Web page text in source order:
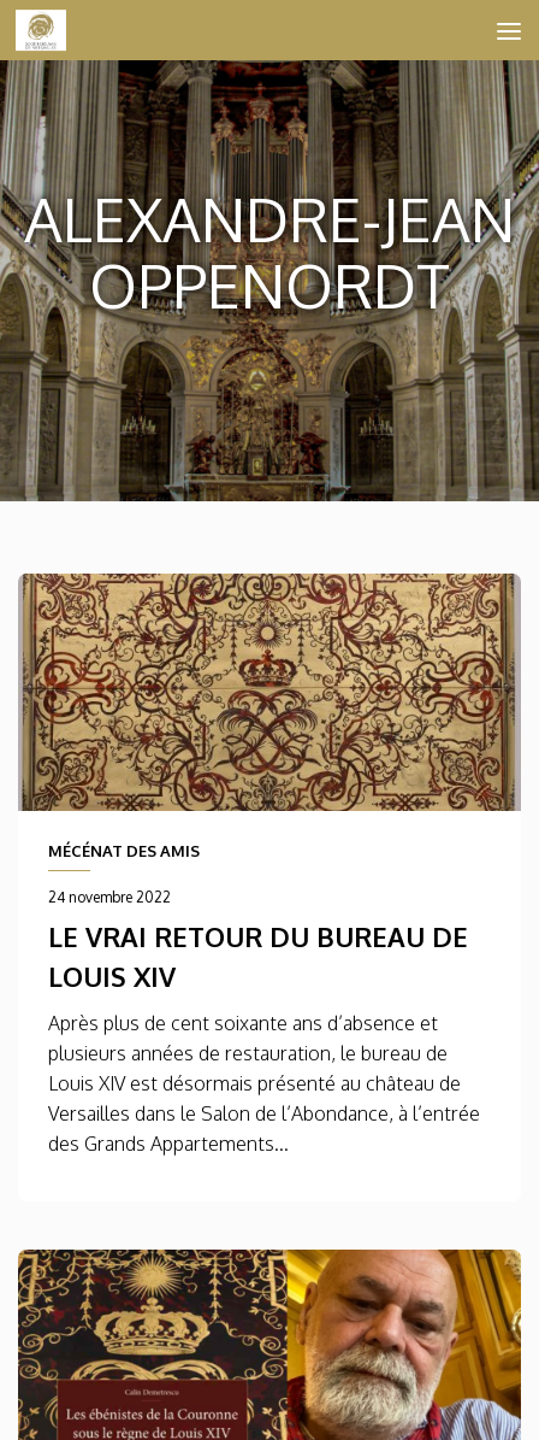
Skip to content
ALEXANDRE-JEAN
OPPENORDT
MÉCÉNAT DES AMIS
24 novembre 2022
LE VRAI RETOUR DU BUREAU DE
LOUIS XIV
Après plus de cent soixante ans d’absence et
plusieurs années de restauration, le bureau de
Louis XIV est désormais présenté au château de
Versailles dans le Salon de l’Abondance, à l’entrée
des Grands Appartements...